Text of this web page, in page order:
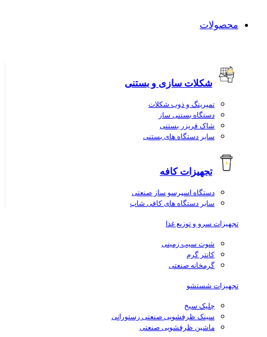
محصولات
شکلات سازی و بستنی
تمپرینگ و ذوب شکلات
دستگاه بستنی ساز
شاک فریزر بستنی
سایر دستگاه های بستنی
تجهیزات کافه
دستگاه اسپرسو ساز صنعتی
سایر دستگاه های کافی شاپ
تجهیزات سرو و توزیع غذا
شوت سیب زمینی
کانتر گرم
گرمخانه صنعتی
تجهیزات شستشو
چلیک سیخ
سینک ظرفشویی صنعتی رستورانی
ماشین ظرفشویی صنعتی